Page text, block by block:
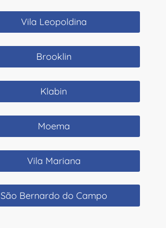
Vila Leopoldina
Brooklin
Klabin
Moema
Vila Mariana
São Bernardo do Campo